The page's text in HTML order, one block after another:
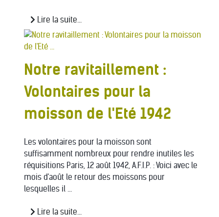
Lire la suite...
Notre ravitaillement :
Volontaires pour la
moisson de l'Eté 1942
Les volontaires pour la moisson sont
suffisamment nombreux pour rendre inutiles les
réquisitions Paris, 12 août 1942, A.F.I.P. : Voici avec le
mois d'août le retour des moissons pour
lesquelles il ...
Lire la suite...